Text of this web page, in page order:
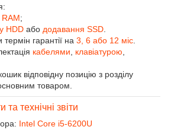
;
HDD або додавання SSD
гарантії на 3, 6 або 12 міс
кабелями клавіатурою
відповідну позицію з розділу
товаром.
технічні звіти
Intel Core i5-6200U